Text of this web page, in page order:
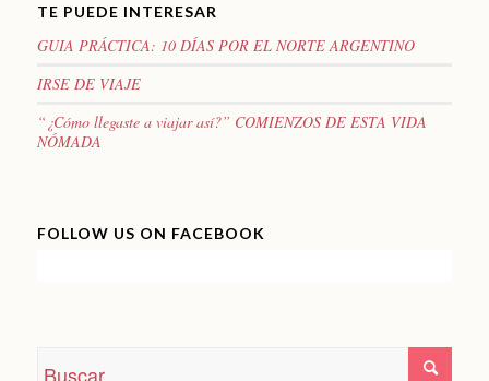
TE PUEDE INTERESAR
GUIA PRÁCTICA: 10 DÍAS POR EL NORTE ARGENTINO
IRSE DE VIAJE
“¿Cómo llegaste a viajar así?” COMIENZOS DE ESTA VIDA
NÓMADA
FOLLOW US ON FACEBOOK